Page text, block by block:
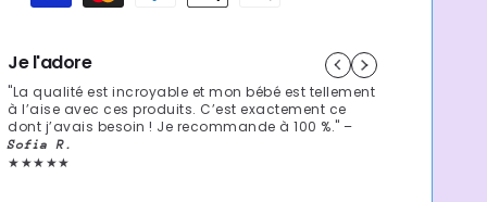
|
latte
Je l'adore
"La qualité est incroyable et mon bébé est tellement
à l’aise avec ces produits. C’est exactement ce
dont j’avais besoin ! Je recommande à 100 %." –
Sofia R.
★★★★★